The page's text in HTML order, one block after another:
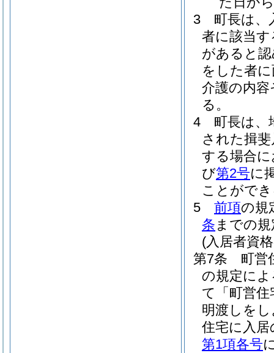
3
町長は、
者に該当
があると
をした者
介護の内
る。
4
町長は、
された揖
する場合
び第2号に
ことがで
5
前項の規
条 までの
(入居者資
第7条
町営
の規定に
て「町営
明渡しを
住宅に入
第1項各号